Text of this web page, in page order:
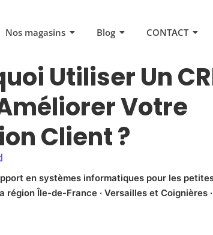
Nos magasins Blog CONTACT
Utiliser Un
Votre
Client ?
en systèmes informatiques pour les
région Île-de-France · Versailles et Coignières ·